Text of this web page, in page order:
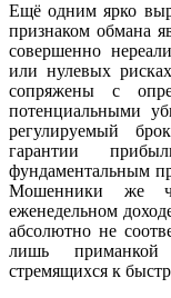
Ещё одним ярко
признаком обмана
совершенно
или нулевых
сопряжены с
потенциальными
регулируемый
гарантии
фундаментальным
Мошенники же
еженедельном
абсолютно не
лишь приманкой
стремящихся к